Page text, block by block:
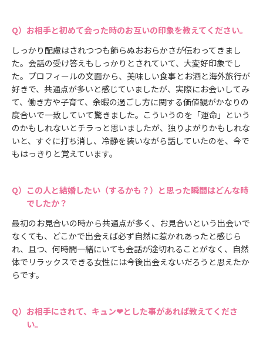
お相手と初めて会った時のお互いの印象を教えてください。
しっかり配慮はされつつも飾らぬおおらかさが伝わってきまし
た。会話の受け答えもしっかりとされていて、大変好印象でし
た。プロフィールの文面から、美味しい食事とお酒と海外旅行が
好きで、共通点が多いと感じていましたが、実際にお会いしてみ
て、働き方や子育て、余暇の過ごし方に関する価値観がかなりの
度合いで一致していて驚きました。こういうのを「運命」という
のかもしれないとチラっと思いましたが、独りよがりかもしれな
いと、すぐに打ち消し、冷静を装いながら話していたのを、今で
もはっきりと覚えています。
この人と結婚したい（するかも？）と思った瞬間はどんな時
でしたか？
最初のお見合いの時から共通点が多く、お見合いという出会いで
なくても、どこかで出会えば必ず自然に惹かれあったと感じら
れ、且つ、何時間一緒にいても会話が途切れることがなく、自然
体でリラックスできる女性には今後出会えないだろうと思えたか
らです。
お相手にされて、キュン❤とした事があれば教えてくださ
い。